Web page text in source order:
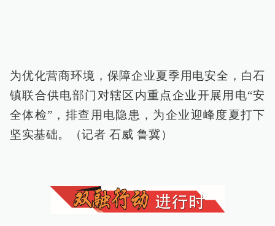
为优化营商环境，保障企业夏季用电安全，白石
镇联合供电部门对辖区内重点企业开展用电“安
全体检”，排查用电隐患，为企业迎峰度夏打下
坚实基础。（记者 石威 鲁冀）